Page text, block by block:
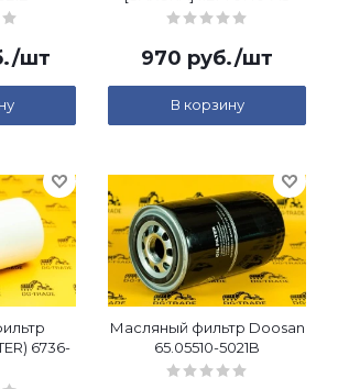
/шт 970 руб./шт
В корзину
6736-
Масляный фильтр Doosan
65.05510-5021B